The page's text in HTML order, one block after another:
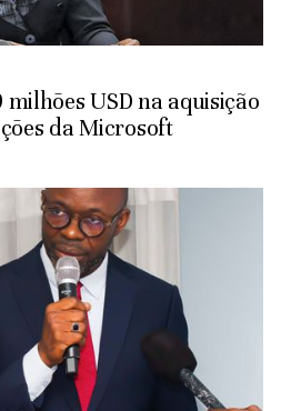
USD na aquisição
da Microsoft